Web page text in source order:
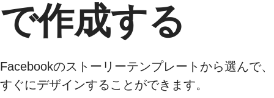
で作成する
Facebookのストーリーテンプレートから選んで、
すぐにデザインすることができます。